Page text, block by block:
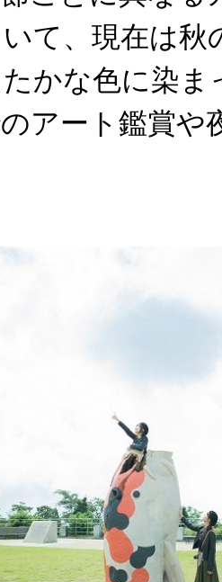
て、現在は秋
かな色に染ま
アート鑑賞や